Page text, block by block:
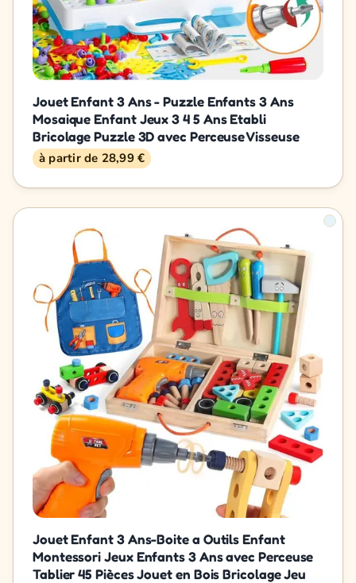
Jouet Enfant 3 Ans - Puzzle Enfants 3 Ans
Mosaique Enfant Jeux 3 4 5 Ans Etabli
Bricolage Puzzle 3D avec Perceuse Visseuse
à partir de 28,99 €
Jouet Enfant 3 Ans-Boite a Outils Enfant
Montessori Jeux Enfants 3 Ans avec Perceuse
Tablier 45 Pièces Jouet en Bois Bricolage Jeu